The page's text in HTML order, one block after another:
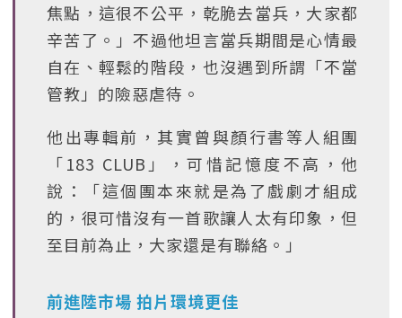
焦點，這很不公平，乾脆去當兵，大家都
辛苦了。」不過他坦言當兵期間是心情最
自在、輕鬆的階段，也沒遇到所謂「不當
管教」的險惡虐待。
他出專輯前，其實曾與顏行書等人組團
「183 CLUB」，可惜記憶度不高，他
說：「這個團本來就是為了戲劇才組成
的，很可惜沒有一首歌讓人太有印象，但
至目前為止，大家還是有聯絡。」
前進陸市場 拍片環境更佳